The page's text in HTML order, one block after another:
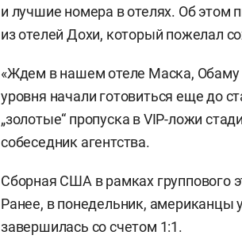
и лучшие номера в отелях. Об этом
из отелей Дохи, который пожелал
«Ждем в нашем отеле Маска, Обаму
уровня начали готовиться еще до
„золотые“ пропуска в VIP-ложи
собеседник агентства.
Сборная США в рамках группового
Ранее, в понедельник, американцы
завершилась со счетом 1:1.